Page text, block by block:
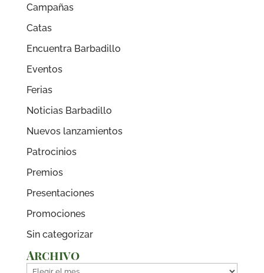
Campañas
Catas
Encuentra Barbadillo
Eventos
Ferias
Noticias Barbadillo
Nuevos lanzamientos
Patrocinios
Premios
Presentaciones
Promociones
Sin categorizar
Archivo
Archivo